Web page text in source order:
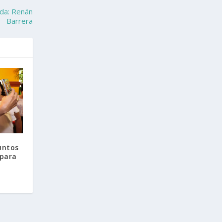
Renán
Barrera